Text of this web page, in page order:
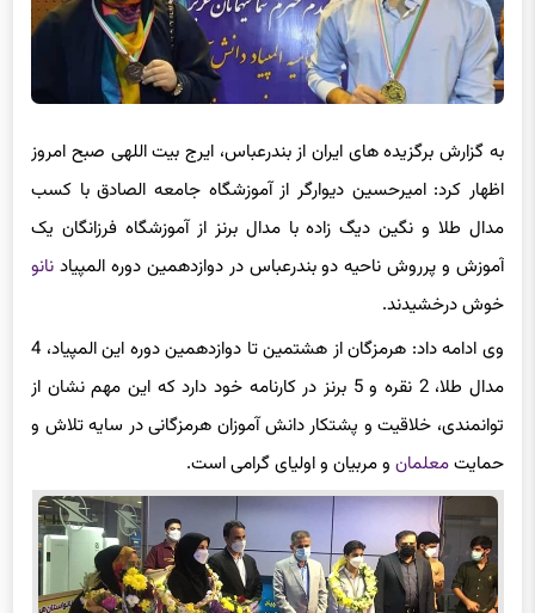
به گزارش برگزیده های ایران از بندرعباس، ایرج بیت اللهی صبح امروز
اظهار کرد: امیرحسین دیوارگر از آموزشگاه جامعه الصادق با کسب
مدال طلا و نگین دیگ زاده با مدال برنز از آموزشگاه فرزانگان یک
آموزش و پرروش ناحیه دو بندرعباس در دوازدهمین دوره المپیاد نانو
خوش درخشیدند.
وی ادامه داد: هرمزگان از هشتمین تا دوازدهمین دوره این المپیاد، 4
مدال طلا، 2 نقره و 5 برنز در کارنامه خود دارد که این مهم نشان از
توانمندی، خلاقیت و پشتکار دانش آموزان هرمزگانی در سایه تلاش و
حمایتمعلمان و مربیان و اولیای گرامی است.